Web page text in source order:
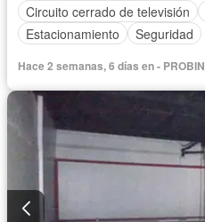
Circuito cerrado de televisión
Estacionamiento
Seguridad
Hace 2 semanas, 6 días en - PROBIN